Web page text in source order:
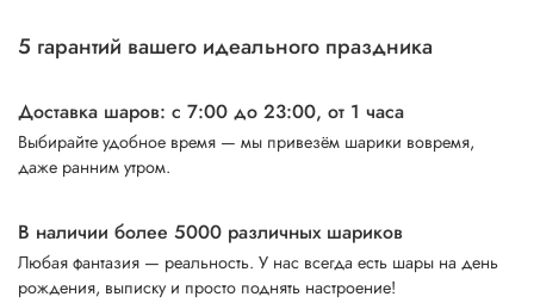
5 гарантий вашего идеального праздника
Доставка шаров: с 7:00 до 23:00, от 1 часа
Выбирайте удобное время — мы привезём шарики вовремя,
даже ранним утром.
В наличии более 5000 различных шариков
Любая фантазия — реальность. У нас всегда есть шары на день
рождения, выписку и просто поднять настроение!